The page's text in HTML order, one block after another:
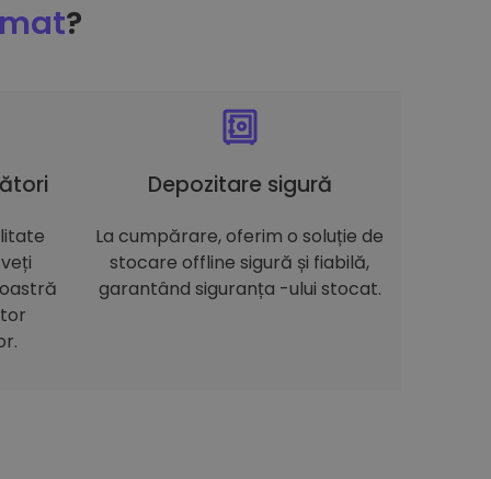
?
Depozitare sigură
La cumpărare, oferim o soluție de
stocare offline sigură și fiabilă,
garantând siguranța -ului stocat.